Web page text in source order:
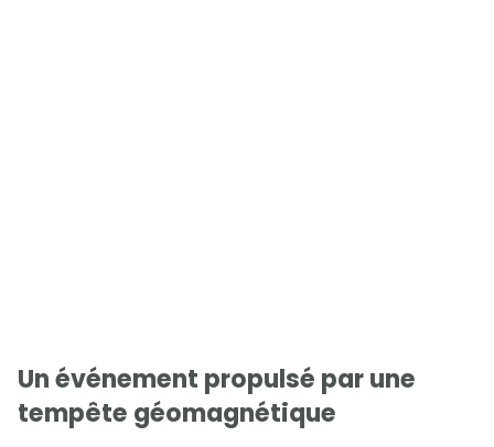
Un événement propulsé par une
tempête géomagnétique